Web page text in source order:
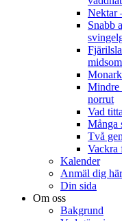
Nektar
Snabb
Mindre
norrut
Vad
Många
Två
Vackra
Kalender
Anmäl dig
Din sida
Om oss
Bakgrund